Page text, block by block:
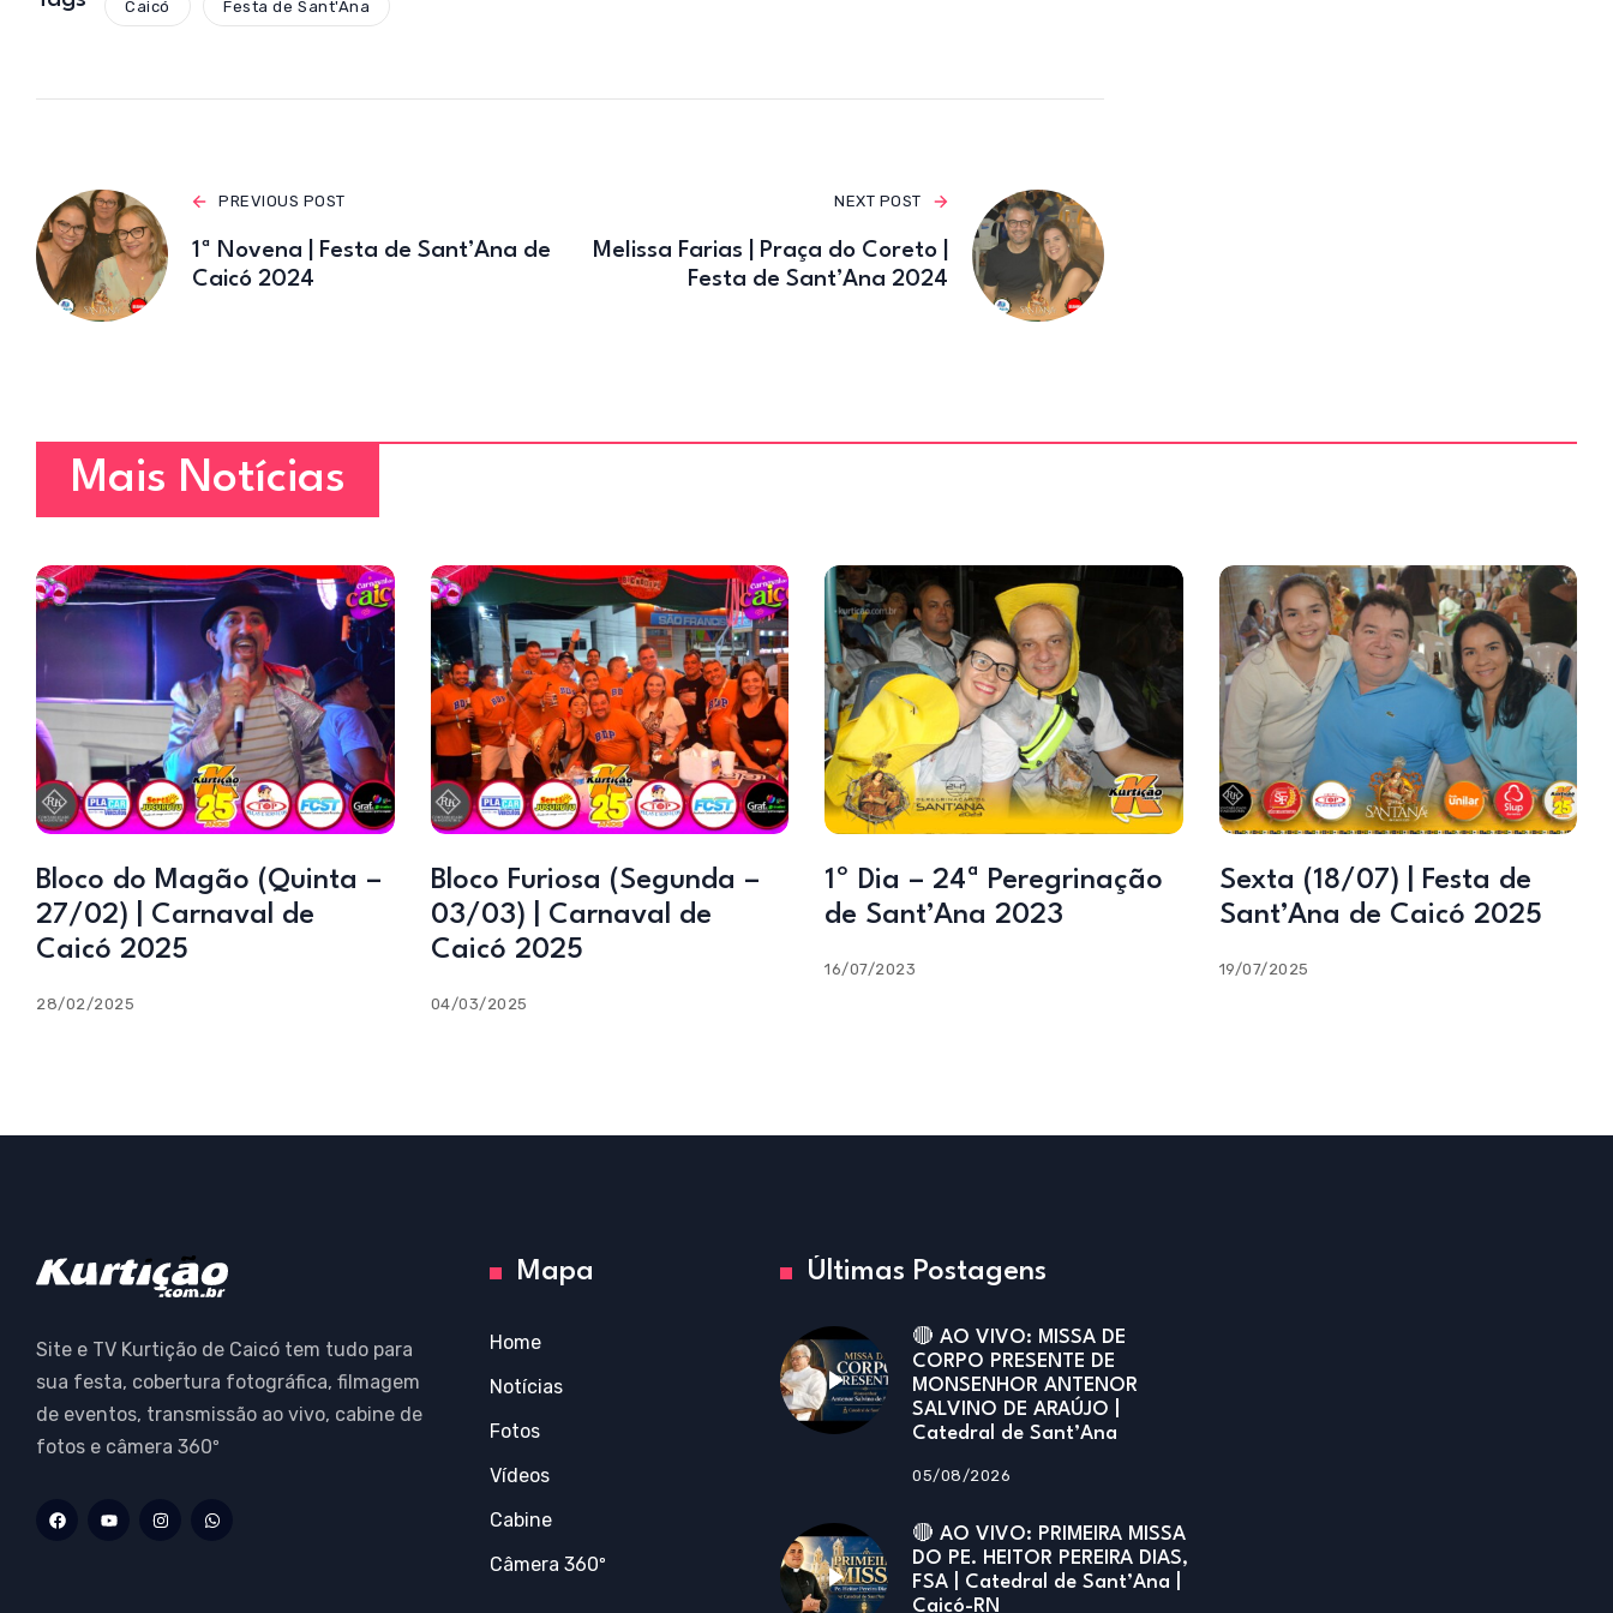
Caicó Festa de Sant'Ana
PREVIOUS POST
1ª Novena | Festa de Sant’Ana de
Caicó 2024
NEXT POST
Melissa Farias | Praça do Coreto |
Festa de Sant’Ana 2024
Mais Notícias
Bloco do Magão (Quinta –
27/02) | Carnaval de
Caicó 2025
28/02/2025
Bloco Furiosa (Segunda –
03/03) | Carnaval de
Caicó 2025
04/03/2025
1º Dia – 24ª Peregrinação
de Sant’Ana 2023
16/07/2023
Sexta (18/07) | Festa de
Sant’Ana de Caicó 2025
19/07/2025
Site e TV Kurtição de Caicó tem tudo para
sua festa, cobertura fotográfica, filmagem
de eventos, transmissão ao vivo, cabine de
fotos e câmera 360º
Mapa
Home
Notícias
Fotos
Vídeos
Cabine
Câmera 360º
Últimas Postagens
🔴 AO VIVO: MISSA DE
CORPO PRESENTE DE
MONSENHOR ANTENOR
SALVINO DE ARAÚJO |
Catedral de Sant’Ana
05/08/2026
🔴 AO VIVO: PRIMEIRA MISSA
DO PE. HEITOR PEREIRA DIAS,
FSA | Catedral de Sant’Ana |
Caicó-RN